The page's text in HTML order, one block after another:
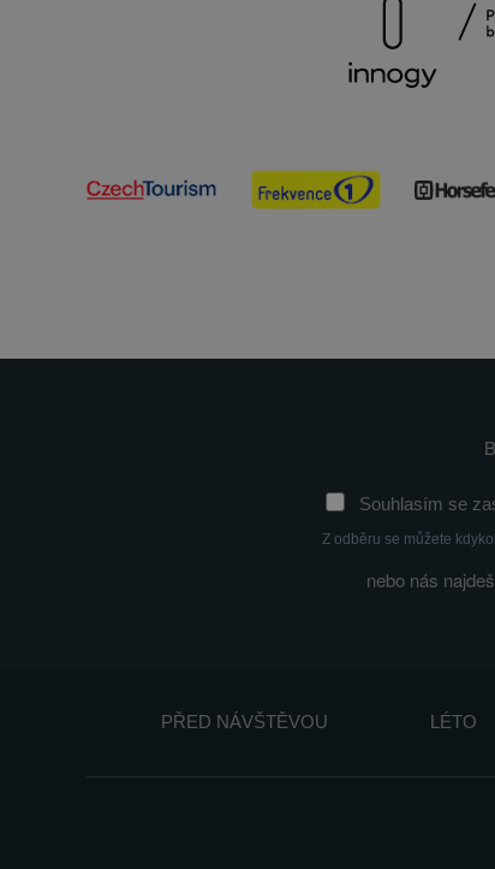
Souhlasím se
Z odběru se můžete
nebo nás
PŘED NÁVŠTĚVOU LÉTO